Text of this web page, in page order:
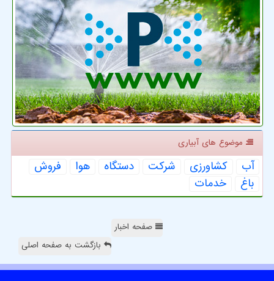
موضوع های آبیاری
آب كشاورزی شركت دستگاه هوا
فروش
باغ
خدمات
صفحه اخبار
بازگشت به صفحه اصلی